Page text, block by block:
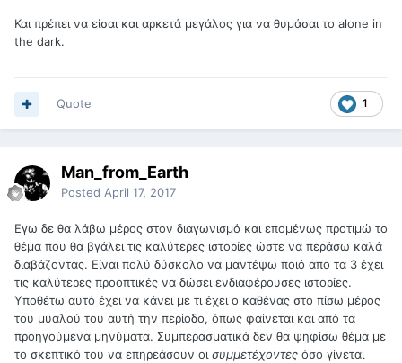
Και πρέπει να είσαι και αρκετά μεγάλος για να θυμάσαι το alone in
the dark.
1
Quote
Man_from_Earth
Posted April 17, 2017
Εγω δε θα λάβω μέρος στον διαγωνισμό και επομένως προτιμώ το
θέμα που θα βγάλει τις καλύτερες ιστορίες ώστε να περάσω καλά
διαβάζοντας. Είναι πολύ δύσκολο να μαντέψω ποιό απο τα 3 έχει
τις καλύτερες προοπτικές να δώσει ενδιαφέρουσες ιστορίες.
Υποθέτω αυτό έχει να κάνει με τι έχει ο καθένας στο πίσω μέρος
του μυαλού του αυτή την περίοδο, όπως φαίνεται και από τα
προηγούμενα μηνύματα. Συμπερασματικά δεν θα ψηφίσω θέμα με
το σκεπτικό του να επηρεάσουν οισυμμετέχοντες όσο γίνεται